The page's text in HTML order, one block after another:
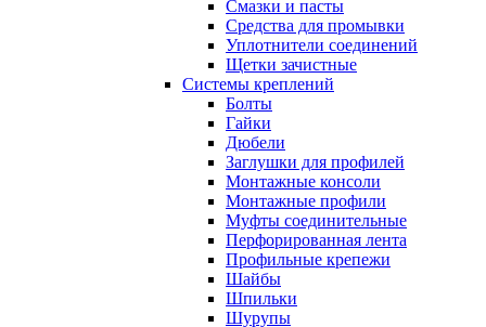
Смазки и пасты
Средства для промывки
Уплотнители соединений
Щетки зачистные
Системы креплений
Болты
Гайки
Дюбели
Заглушки для профилей
Монтажные консоли
Монтажные профили
Муфты соединительные
Перфорированная лента
Профильные крепежи
Шайбы
Шпильки
Шурупы